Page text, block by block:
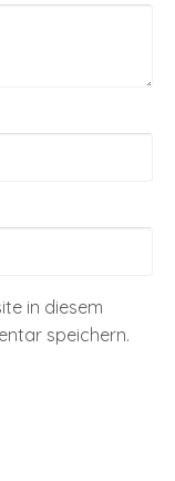
in diesem
speichern.